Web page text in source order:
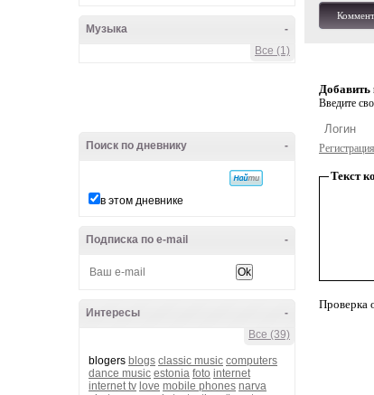
-
Музыка
Все (1)
-
Поиск по дневнику
в этом дневнике
-
Подписка по e-mail
-
Интересы
Все (39)
blogers blogs classic music computers
dance music estonia foto internet
internet tv love mobile phones narva
Добавить
Введите
Регистрация
Текст
Проверка